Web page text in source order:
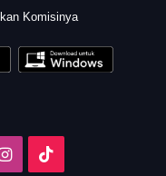
Komisinya
Instagram